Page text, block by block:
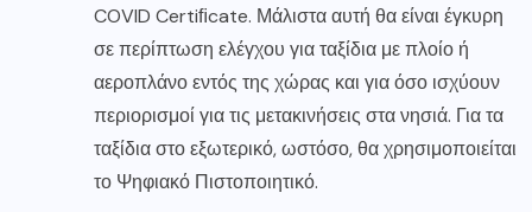
COVID Certiﬁcate. Μάλιστα αυτή θα είναι έγκυρη
σε περίπτωση ελέγχου για ταξίδια με πλοίο ή
αεροπλάνο εντός της χώρας και για όσο ισχύουν
περιορισμοί για τις μετακινήσεις στα νησιά. Για τα
ταξίδια στο εξωτερικό, ωστόσο, θα χρησιμοποιείται
το Ψηφιακό Πιστοποιητικό.